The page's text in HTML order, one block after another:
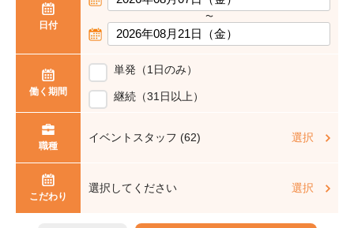
日付
〜
働く期間
単発（1日のみ）
継続（31日以上）
職種
イベントスタッフ (62) 選択
こだわり
選択してください 選択